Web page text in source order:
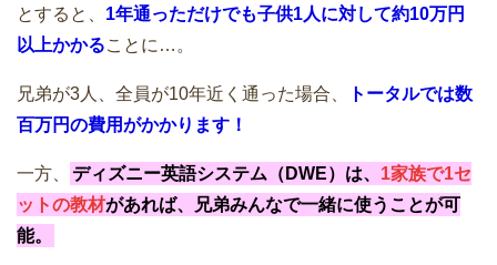
とすると、 1年通っただけでも子供1人に対して約10万円
以上かかることに…。
兄弟が3人、全員が10年近く通った場合、
トータルでは数
百万円の費用がかかります！
一方、 ディズニー英語システム（DWE）は、 1家族で1セ
ットの教材があれば、兄弟みんなで一緒に使うことが可
能。